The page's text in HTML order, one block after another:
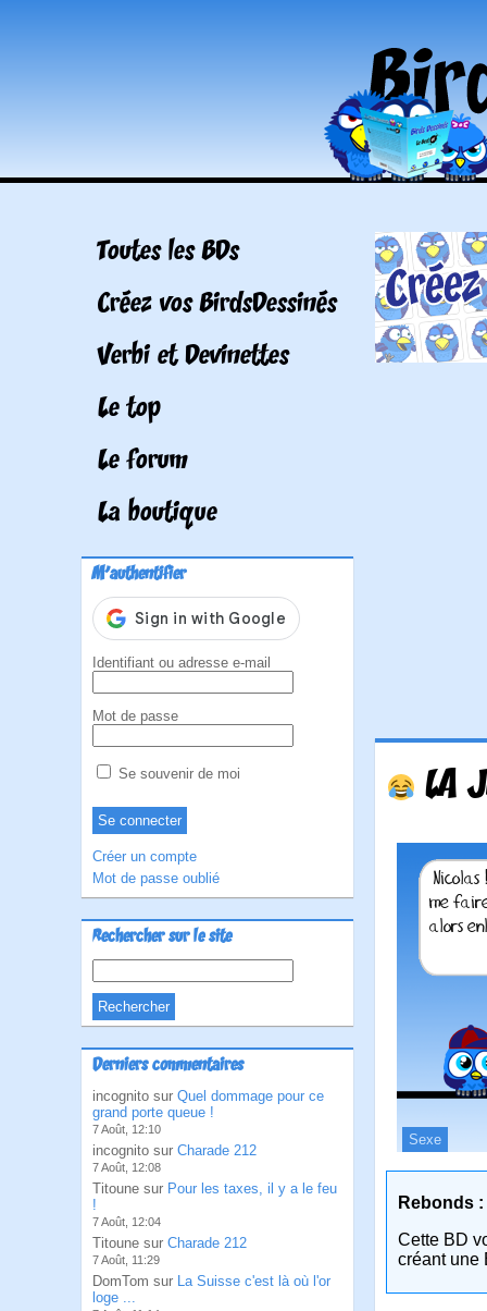
Toutes les BDs
Créez vos BirdsDessinés
Verbi et Devinettes
Le top
Le forum
La boutique
M'authentifier
Identifiant ou adresse e-mail
Mot de passe
Se souvenir de moi
Créer un compte
Mot de passe oublié
Rechercher sur le site
Derniers commentaires
incognito sur Quel dommage pour ce
grand porte queue !
7 Août, 12:10
incognito sur Charade 212
7 Août, 12:08
Titoune sur Pour les taxes, il y a le feu
!
7 Août, 12:04
Titoune sur Charade 212
7 Août, 11:29
DomTom sur La Suisse c'est là où l'or
loge ...
LA
Sexe
Rebonds :
Cette BD
créant une